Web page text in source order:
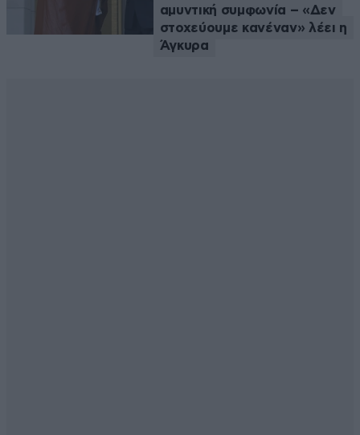
αμυντική συμφωνία – «Δεν
στοχεύουμε κανέναν» λέει η
Άγκυρα